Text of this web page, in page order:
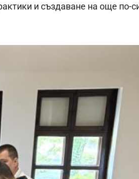
и създаване на още по-